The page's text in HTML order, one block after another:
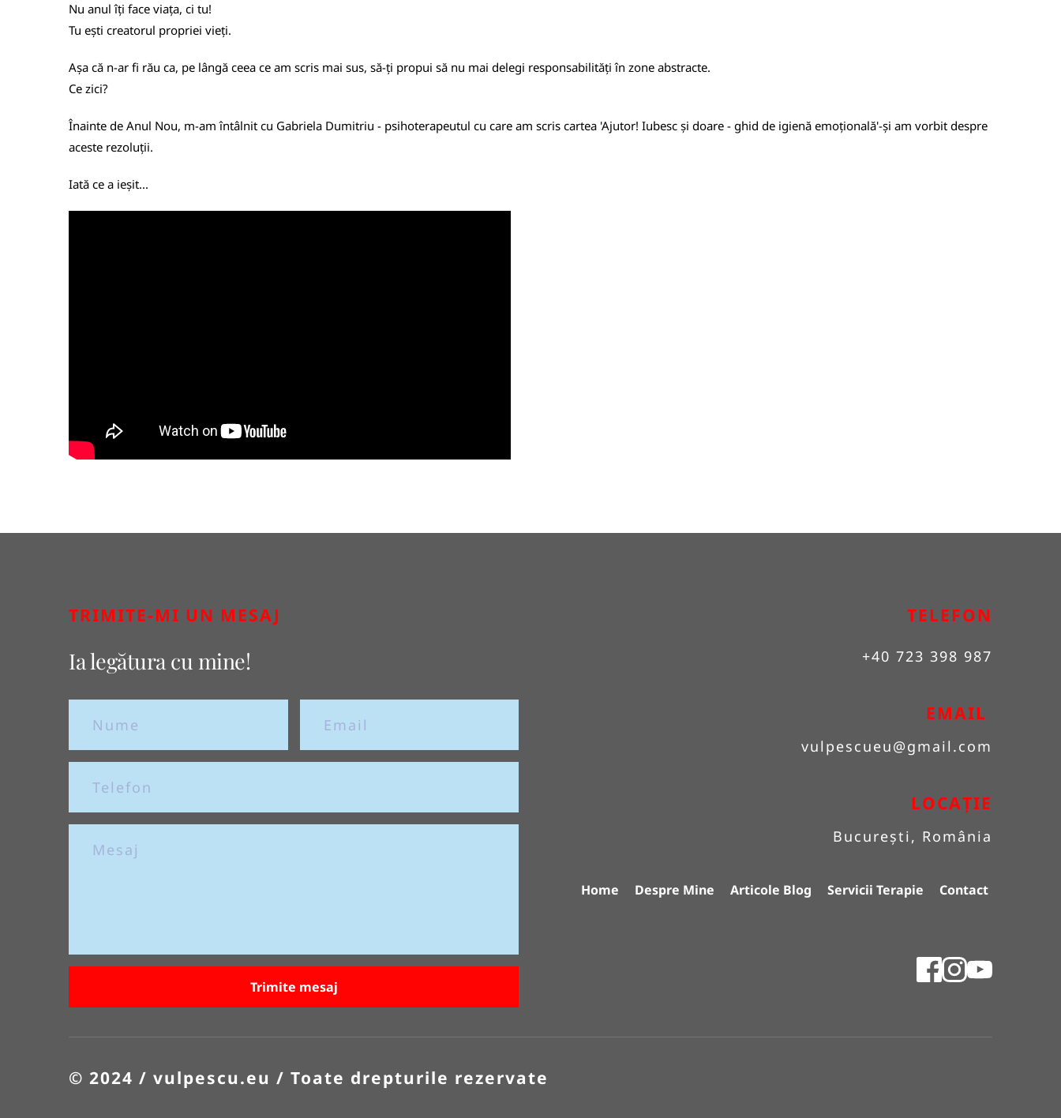
Nu anul îți face viața, ci tu!
Tu ești creatorul propriei vieți.
Așa că n-ar fi rău ca, pe lângă ceea ce am scris mai sus, să-ți propui să nu mai delegi responsabilități în zone abstracte.
Ce zici?
Înainte de Anul Nou, m-am întâlnit cu Gabriela Dumitriu - psihoterapeutul cu care am scris cartea 'Ajutor! Iubesc și doare - ghid de igienă emoțională'-și am vorbit despre
aceste rezoluții.
Iată ce a ieșit...
TRIMITE-MI UN MESAJ
Ia legătura cu mine!
Trimite mesaj
TELEFON
+40 723 398 987
EMAIL
vulpescueu@gmail.com
LOCAȚIE
București, România
Home Despre Mine Articole Blog Servicii Terapie Contact
© 2024 / vulpescu.eu / Toate drepturile rezervate